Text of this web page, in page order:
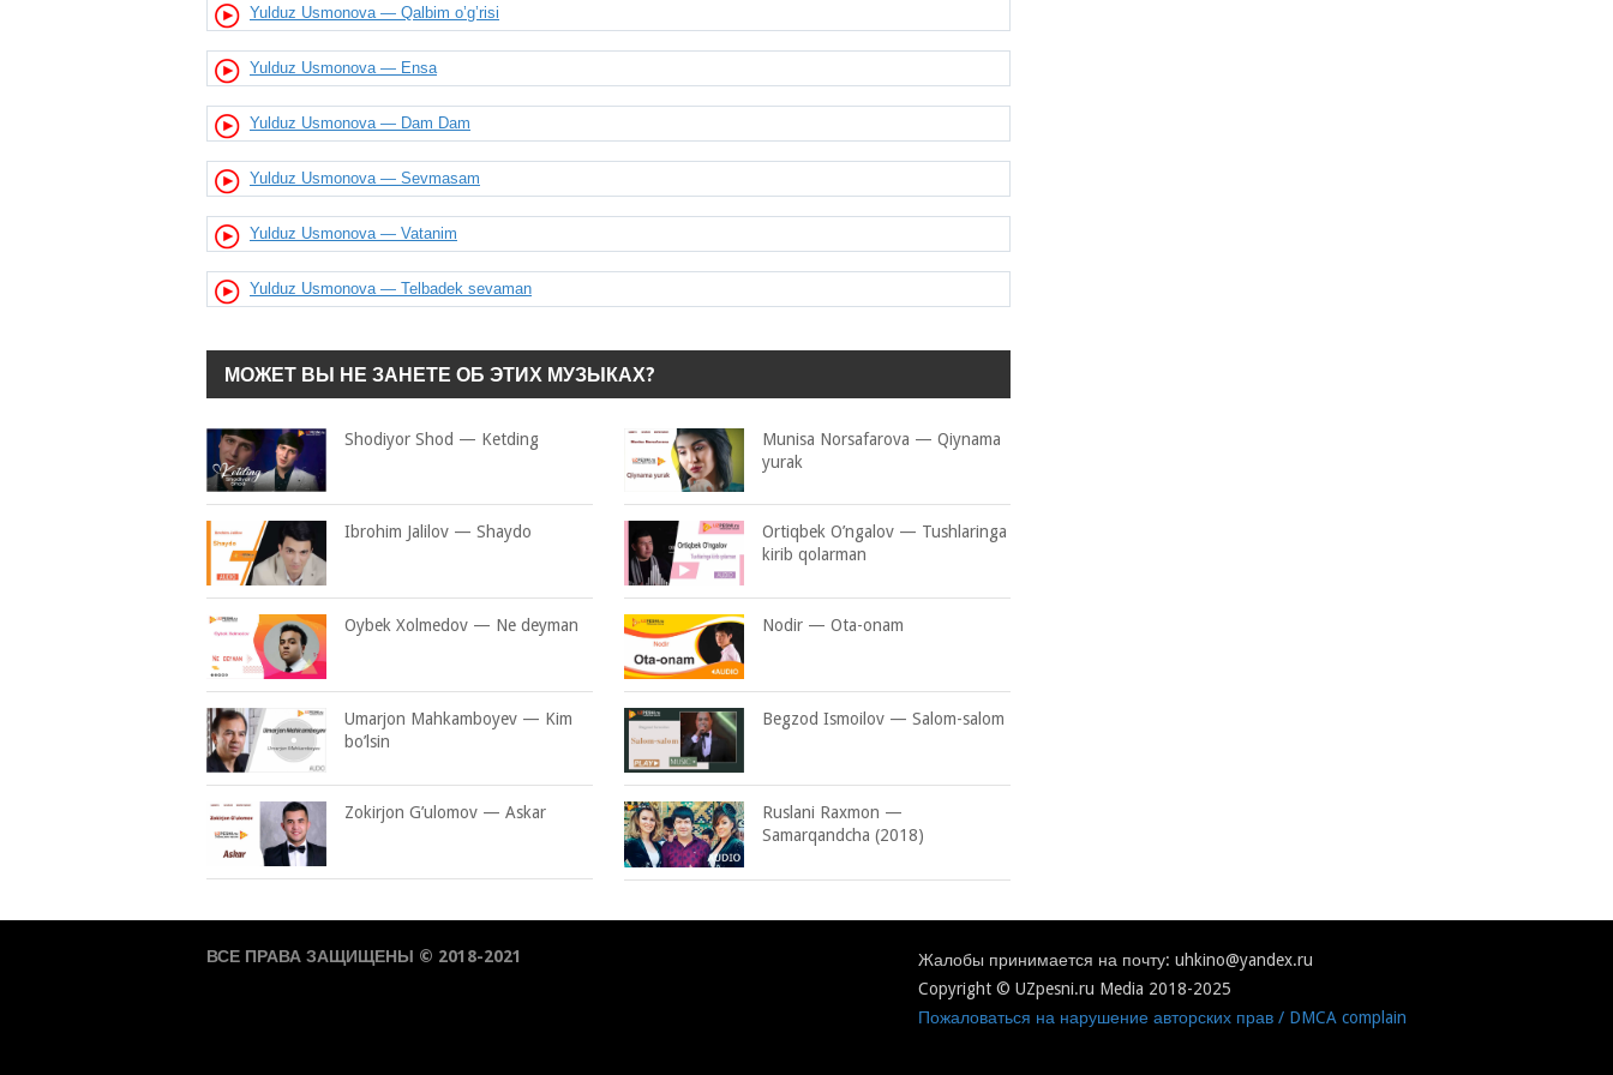
Yulduz Usmonova — Qalbim o’g’risi
Yulduz Usmonova — Ensa
Yulduz Usmonova — Dam Dam
Yulduz Usmonova — Sevmasam
Yulduz Usmonova — Vatanim
Yulduz Usmonova — Telbadek sevaman
МОЖЕТ ВЫ НЕ ЗАНЕТЕ ОБ ЭТИХ МУЗЫКАХ?
Shodiyor Shod — Ketding
Munisa Norsafarova — Qiynama
yurak
Ibrohim Jalilov — Shaydo
Ortiqbek O’ngalov — Tushlaringa
kirib qolarman
Oybek Xolmedov — Ne deyman Nodir — Ota-onam
Umarjon Mahkamboyev — Kim
bo’lsin
Begzod Ismoilov — Salom-salom
Zokirjon G’ulomov — Askar
Ruslani Raxmon —
Samarqandcha (2018)
ВСЕ ПРАВА ЗАЩИЩЕНЫ © 2018-2021
Жалобы принимается на почту: uhkino@yandex.ru
Copyright © UZpesni.ru Media 2018-2025
Пожаловаться на нарушение авторских прав / DMCA complain